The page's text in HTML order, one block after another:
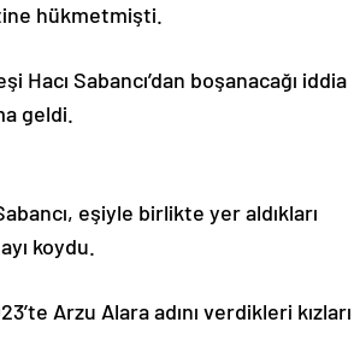
hükmetmişti.
Hacı Sabancı’dan boşanacağı iddia
geldi.
eşiyle birlikte yer aldıkları
koydu.
Arzu Alara adını verdikleri kızları